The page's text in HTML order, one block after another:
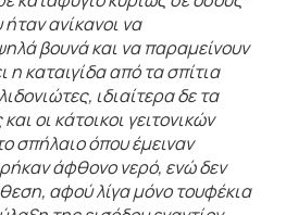
ανίκανοι να
βουνά και να παραμείνουν
η καταιγίδα από τα σπίτια
ιδιαίτερα δε τα
οι κάτοικοι γειτονικών
σπήλαιο όπου έμειναν
άφθονο νερό, ενώ δεν
αφού λίγα μόνο τουφέκια